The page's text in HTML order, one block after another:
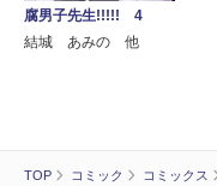
TOP コミック コミックス
腐男子先生!!!!! 4
結城 あみの 他